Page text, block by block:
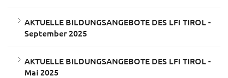
AKTUELLE BILDUNGSANGEBOTE DES LFI TIROL -
September 2025
AKTUELLE BILDUNGSANGEBOTE DES LFI TIROL -
Mai 2025